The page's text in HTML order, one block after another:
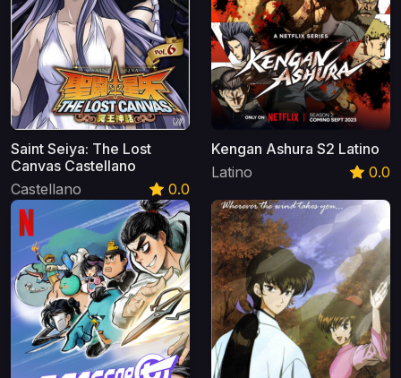
Saint Seiya: The Lost
Canvas Castellano
Castellano
0.0
Kengan Ashura S2 Latino
Latino
0.0